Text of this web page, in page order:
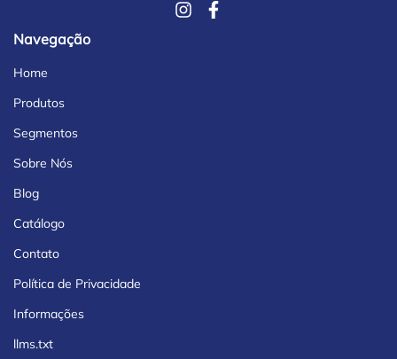
Navegação
Home
Produtos
Segmentos
Sobre Nós
Blog
Catálogo
Contato
Política de Privacidade
Informações
llms.txt